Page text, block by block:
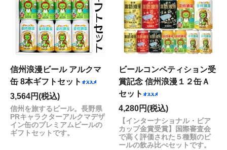
信州浪漫ビール アルクマ
缶 8本ギフトセット
3,564円(税込)
信州を旅するビール。長野県
PRキャラクターアルクマデザ
イン缶のプレミアムビールの
ギフトセットです。
ビールコンペティション受
賞記念 信州浪漫１２缶Ａ
セット
4,280円(税込)
【インターナショナル・ビア
カップ金賞受賞】国際審査会
で高く評価された５種類のビ
ールの飲み比べセットです。